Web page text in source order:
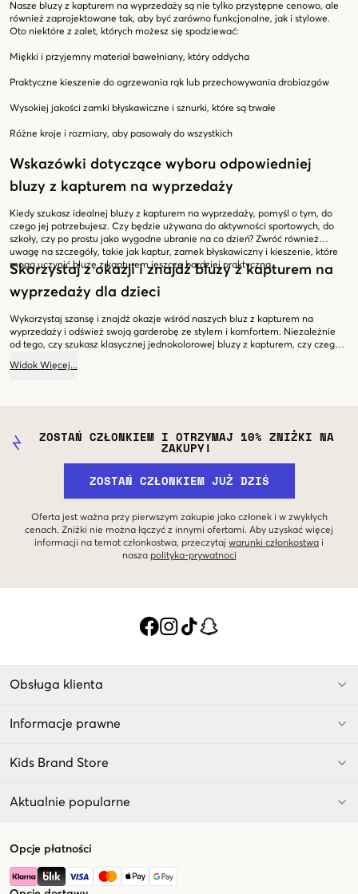
Nasze bluzy z kapturem na wyprzedaży są nie tylko przystępne cenowo, ale
również zaprojektowane tak, aby być zarówno funkcjonalne, jak i stylowe.
Oto niektóre z zalet, których możesz się spodziewać:
Miękki i przyjemny materiał bawełniany, który oddycha
Praktyczne kieszenie do ogrzewania rąk lub przechowywania drobiazgów
Wysokiej jakości zamki błyskawiczne i sznurki, które są trwałe
Różne kroje i rozmiary, aby pasowały do wszystkich
Wskazówki dotyczące wyboru odpowiedniej
bluzy z kapturem na wyprzedaży
Kiedy szukasz idealnej bluzy z kapturem na wyprzedaży, pomyśl o tym, do
czego jej potrzebujesz. Czy będzie używana do aktywności sportowych, do
szkoły, czy po prostu jako wygodne ubranie na co dzień? Zwróć również
uwagę na szczegóły, takie jak kaptur, zamek błyskawiczny i kieszenie, które
mogą uczynić bluzę z kapturem jeszcze bardziej praktyczną.
Skorzystaj z okazji i znajdź bluzy z kapturem na
wyprzedaży dla dzieci
Wykorzystaj szansę i znajdź okazje wśród naszych bluz z kapturem na
wyprzedaży i odśwież swoją garderobę ze stylem i komfortem. Niezależnie
od tego, czy szukasz klasycznej jednokolorowej bluzy z kapturem, czy czegoś
fantastyczny wybór dziecięcych bluz z kapturem na wyprzedaży już dziś!
Widok Więcej...
ZOSTAŃ CZŁONKIEM I OTRZYMAJ 10% ZNIŻKI NA
ZAKUPY!
ZOSTAŃ CZŁONKIEM JUŻ DZIŚ
Oferta jest ważna przy pierwszym zakupie jako członek i w zwykłych
cenach. Zniżki nie można łączyć z innymi ofertami. Aby uzyskać więcej
informacji na temat członkostwa, przeczytaj warunki członkostwa i
nasza polityka-prywatnoci
Obsługa klienta
Informacje prawne
Kids Brand Store
Aktualnie popularne
Opcje płatności